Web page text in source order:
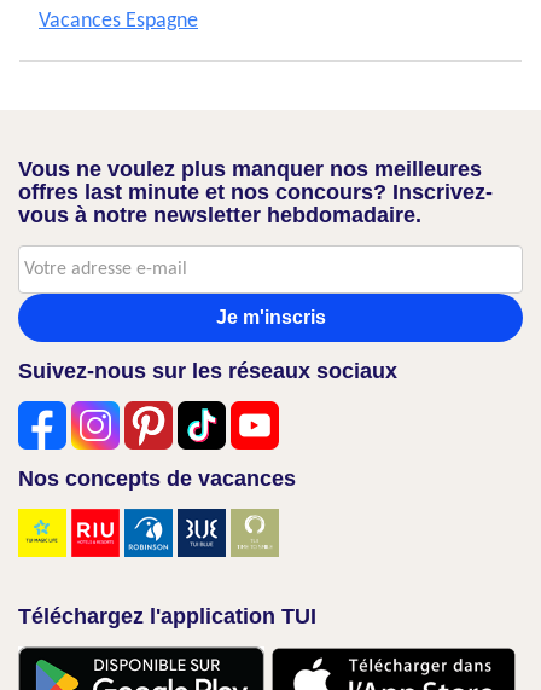
Vacances Espagne
Vous ne voulez plus manquer nos meilleures
offres last minute et nos concours? Inscrivez-
vous à notre newsletter hebdomadaire.
Je m'inscris
Suivez-nous sur les réseaux sociaux
Nos concepts de vacances
Téléchargez l'application TUI